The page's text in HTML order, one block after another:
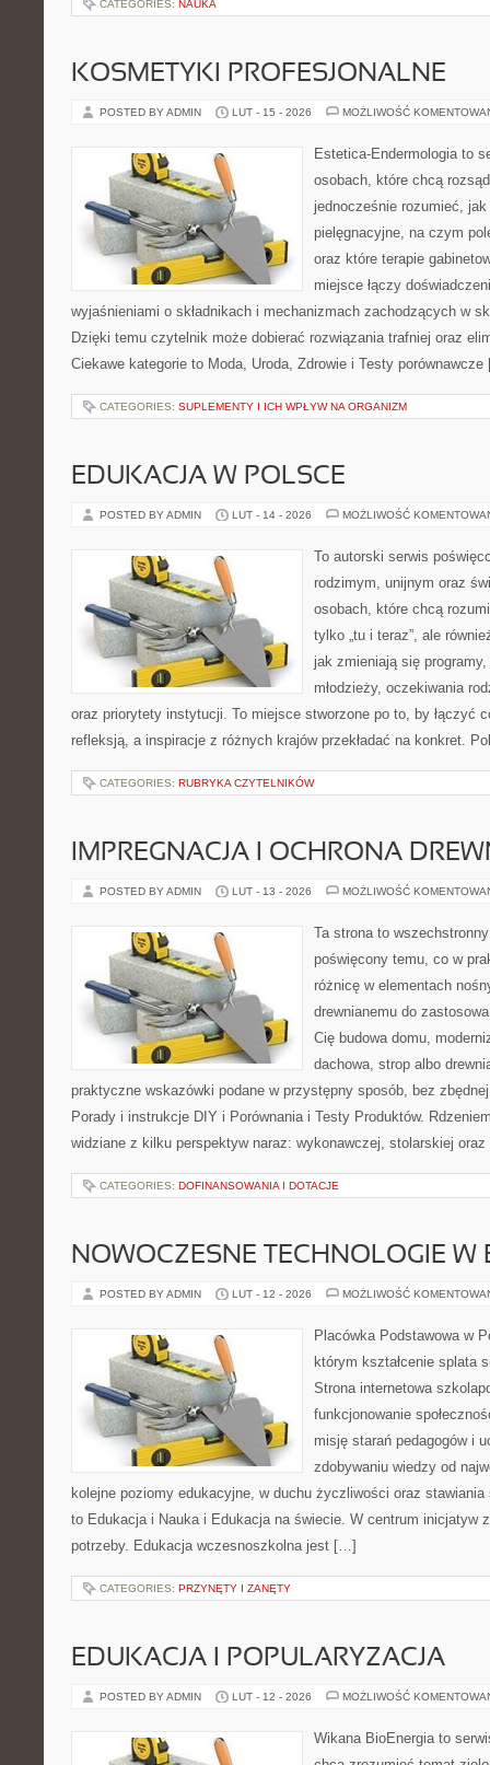
CATEGORIES: NAUKA
KOSMETYKI PROFESJONALNE
POSTED BY ADMIN LUT - 15 - 2026 MOŻLIWOŚĆ
Estetica-Endermologia to
osobach, które chcą
jednocześnie rozumieć, jak
pielęgnacyjne, na czym
oraz które terapie
miejsce łączy
wyjaśnieniami o składnikach i mechanizmach zachodzących w
Dzięki temu czytelnik może dobierać rozwiązania trafniej oraz
Ciekawe kategorie to Moda, Uroda, Zdrowie i Testy
CATEGORIES: SUPLEMENTY I ICH WPŁYW NA ORGANIZM
EDUKACJA W POLSCE
POSTED BY ADMIN LUT - 14 - 2026 MOŻLIWOŚĆ
To autorski serwis
rodzimym, unijnym oraz
osobach, które chcą
tylko „tu i teraz”, ale
jak zmieniają się
młodzieży, oczekiwania
oraz priorytety instytucji. To miejsce stworzone po to, by łączyć
refleksją, a inspiracje z różnych krajów przekładać na konkret.
CATEGORIES: RUBRYKA CZYTELNIKÓW
IMPREGNACJA I OCHRONA
POSTED BY ADMIN LUT - 13 - 2026 MOŻLIWOŚĆ
Ta strona to
poświęcony temu, co w
różnicę w elementach
drewnianemu do
Cię budowa domu,
dachowa, strop albo
praktyczne wskazówki podane w przystępny sposób, bez
Porady i instrukcje DIY i Porównania i Testy Produktów.
widziane z kilku perspektyw naraz: wykonawczej, stolarskiej
CATEGORIES: DOFINANSOWANIA I DOTACJE
NOWOCZESNE TECHNOLOGIE W
POSTED BY ADMIN LUT - 12 - 2026 MOŻLIWOŚĆ
Placówka Podstawowa w
którym kształcenie splata
Strona internetowa
funkcjonowanie
misję starań pedagogów i
zdobywaniu wiedzy od
kolejne poziomy edukacyjne, w duchu życzliwości oraz stawiania
to Edukacja i Nauka i Edukacja na świecie. W centrum inicjatyw
potrzeby. Edukacja wczesnoszkolna jest […]
CATEGORIES: PRZYNĘTY I ZANĘTY
EDUKACJA I POPULARYZACJA
POSTED BY ADMIN LUT - 12 - 2026 MOŻLIWOŚĆ
Wikana BioEnergia to